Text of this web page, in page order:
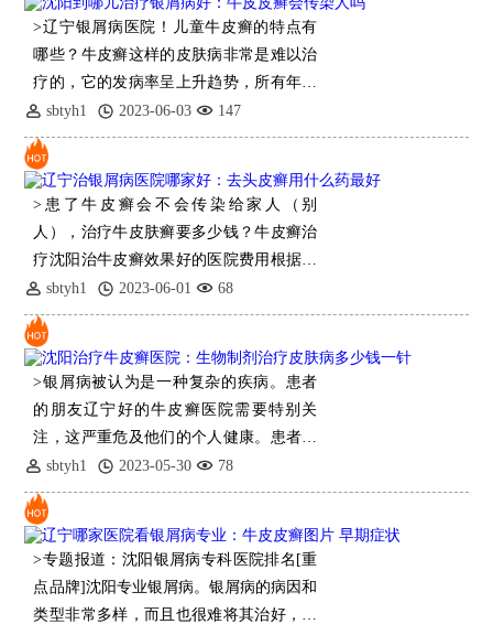
>辽宁银屑病医院！儿童牛皮癣的特点有
哪些？牛皮癣这样的皮肤病非常是难以治
疗的，它的发病率呈上升趋势，所有年龄
层的人都有患牛皮癣的概率。儿童
sbtyh1 2023-06-03 147
>患了牛皮癣会不会传染给家人（别
人），治疗牛皮肤癣要多少钱？牛皮癣治
疗沈阳治牛皮癣效果好的医院费用根据疾
病情况不一样，因人而异，所采取的治疗
方案不
sbtyh1 2023-06-01 68
>银屑病被认为是一种复杂的疾病。患者
的朋友辽宁好的牛皮癣医院需要特别关
注，这严重危及他们的个人健康。患者的
朋友需要及时使用药物控
sbtyh1 2023-05-30 78
>专题报道：沈阳银屑病专科医院排名[重
点品牌]沈阳专业银屑病。银屑病的病因和
类型非常多样，而且也很难将其治好，许